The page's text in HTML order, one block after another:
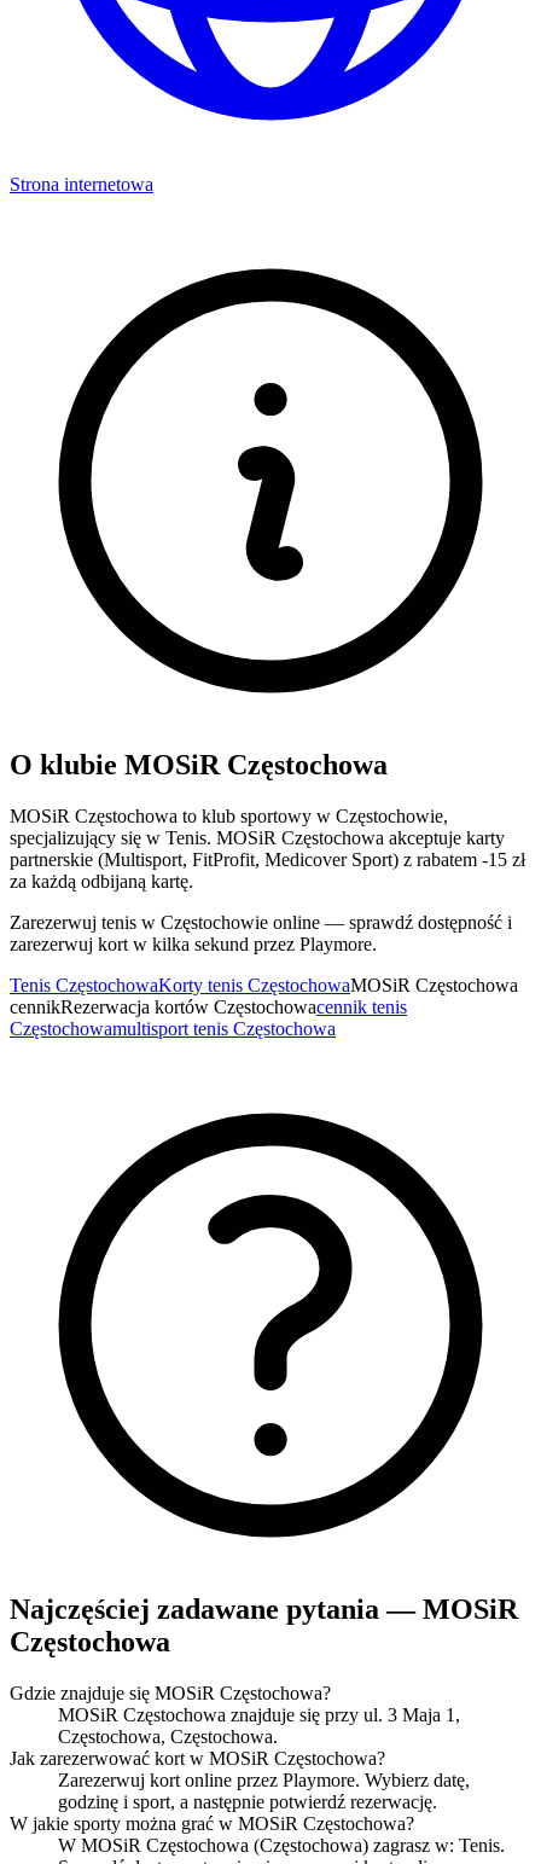
Strona internetowa
O klubie MOSiR Częstochowa
MOSiR Częstochowa to klub sportowy w Częstochowie,
specjalizujący się w Tenis. MOSiR Częstochowa akceptuje karty
partnerskie (Multisport, FitProfit, Medicover Sport) z rabatem -15 zł
za każdą odbijaną kartę.
Zarezerwuj tenis w Częstochowie online — sprawdź dostępność i
zarezerwuj kort w kilka sekund przez Playmore.
Tenis CzęstochowaKorty tenis CzęstochowaMOSiR Częstochowa
cennikRezerwacja kortów Częstochowacennik tenis
Częstochowamultisport tenis Częstochowa
Najczęściej zadawane pytania — MOSiR
Częstochowa
Gdzie znajduje się MOSiR Częstochowa?
MOSiR Częstochowa znajduje się przy ul. 3 Maja 1,
Częstochowa, Częstochowa.
Jak zarezerwować kort w MOSiR Częstochowa?
Zarezerwuj kort online przez Playmore. Wybierz datę,
godzinę i sport, a następnie potwierdź rezerwację.
W jakie sporty można grać w MOSiR Częstochowa?
W MOSiR Częstochowa (Częstochowa) zagrasz w: Tenis.